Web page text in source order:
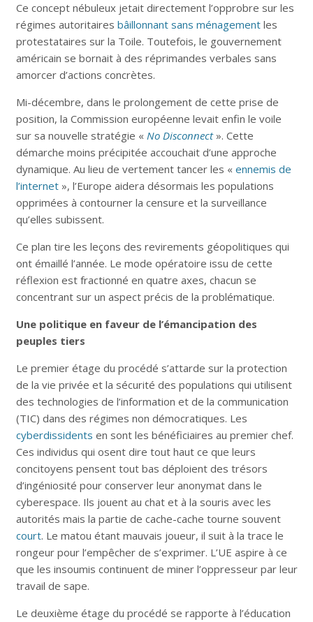
Ce concept nébuleux jetait directement l’opprobre sur les
régimes autoritaires bâillonnant sans ménagementles
protestataires sur la Toile. Toutefois, le gouvernement
américain se bornait à des réprimandes verbales sans
amorcer d’actions concrètes.
Mi-décembre, dans le prolongement de cette prise de
position, la Commission européenne levait enfin le voile
sur sa nouvelle stratégie « No Disconnect». Cette
démarche moins précipitée accouchait d’une approche
dynamique. Au lieu de vertement tancer les « ennemis de
l’internet», l’Europe aidera désormais les populations
opprimées à contourner la censure et la surveillance
qu’elles subissent.
Ce plan tire les leçons des revirements géopolitiques qui
ont émaillé l’année. Le mode opératoire issu de cette
réflexion est fractionné en quatre axes, chacun se
concentrant sur un aspect précis de la problématique.
Une politique en faveur de l’émancipation des
peuples tiers
Le premier étage du procédé s’attarde sur la protection
de la vie privée et la sécurité des populations qui utilisent
des technologies de l’information et de la communication
(TIC) dans des régimes non démocratiques. Les
cyberdissidents en sont les bénéficiaires au premier chef.
Ces individus qui osent dire tout haut ce que leurs
concitoyens pensent tout bas déploient des trésors
d’ingéniosité pour conserver leur anonymat dans le
cyberespace. Ils jouent au chat et à la souris avec les
autorités mais la partie de cache-cache tourne souvent
court. Le matou étant mauvais joueur, il suit à la trace le
rongeur pour l’empêcher de s’exprimer. L’UE aspire à ce
que les insoumis continuent de miner l’oppresseur par leur
travail de sape.
Le deuxième étage du procédé se rapporte à l’éducation